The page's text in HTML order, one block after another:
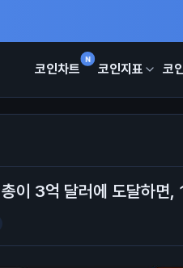
N
코인차트 코인지표 코
이 3억 달러에 도달하면